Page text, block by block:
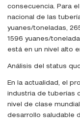
consecuencia. Para
nacional de las
yuanes/toneladas,
1596 yuanes/
está en un nivel alto
Análisis del status
En la actualidad, el
industria de tuberías
nivel de clase
desarrollo saludable